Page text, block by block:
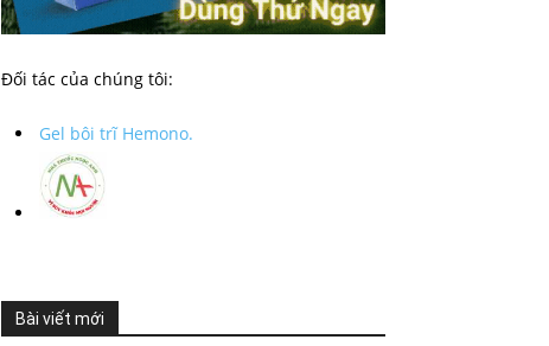
Đối tác của chúng tôi:
Gel bôi trĩ Hemono.
Bài viết mới